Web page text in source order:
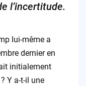
l’incertitude.
lui-même a
dernier en
initialement
Y a-t-il une